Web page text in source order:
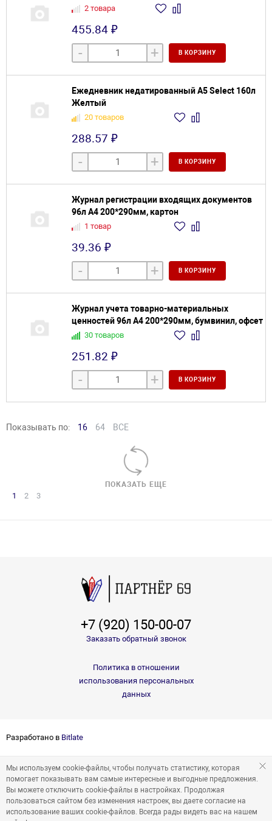
2 товара
455.84 ₽
- + В КОРЗИНУ
Ежедневник недатированный А5 Select 160л
Желтый
20 товаров
288.57 ₽
- + В КОРЗИНУ
Журнал регистрации входящих документов
96л А4 200*290мм, картон
1 товар
39.36 ₽
- + В КОРЗИНУ
Журнал учета товарно-материальных
ценностей 96л А4 200*290мм, бумвинил, офсет
30 товаров
251.82 ₽
- + В КОРЗИНУ
Показывать по: 16 64 ВСЕ
ПОКАЗАТЬ ЕЩЕ
1 2 3
+7 (920) 150-00-07
Заказать обратный звонок
Политика в отношении
использования персональных
данных
Разработано в Bitlate
Мы используем cookie-файлы, чтобы получать статистику, которая
помогает показывать вам самые интересные и выгодные предложения.
Вы можете отключить cookie-файлы в настройках. Продолжая
пользоваться сайтом без изменения настроек, вы даете согласие на
использование ваших cookie-файлов. Всегда рады видеть вас на нашем